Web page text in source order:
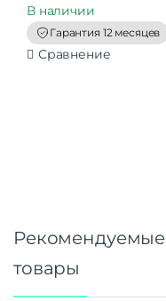
t
o
f
5
В наличии
Гарантия 12 месяцев
Сравнение
Рекомендуемые
товары